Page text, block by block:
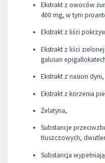
Ekstrakt z owoców
400 mg, w tym
Ekstrakt z liści
Ekstrakt z liści
galusan
Ekstrakt z nasion
Ekstrakt z korzenia
Żelatyna,
Substancje
tłuszczowych,
Substancja